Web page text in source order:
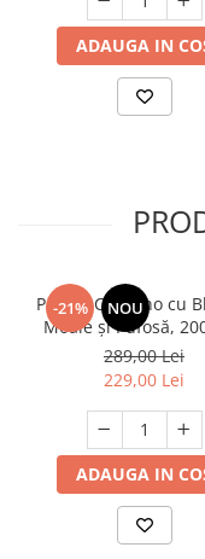
ADAUGA IN
-21% NOU
Pătură Cocolino cu
Moale și Pufosă,
cm, 3.5 kg cu
Crem
289,00 Lei
229,00 Lei
ADAUGA IN